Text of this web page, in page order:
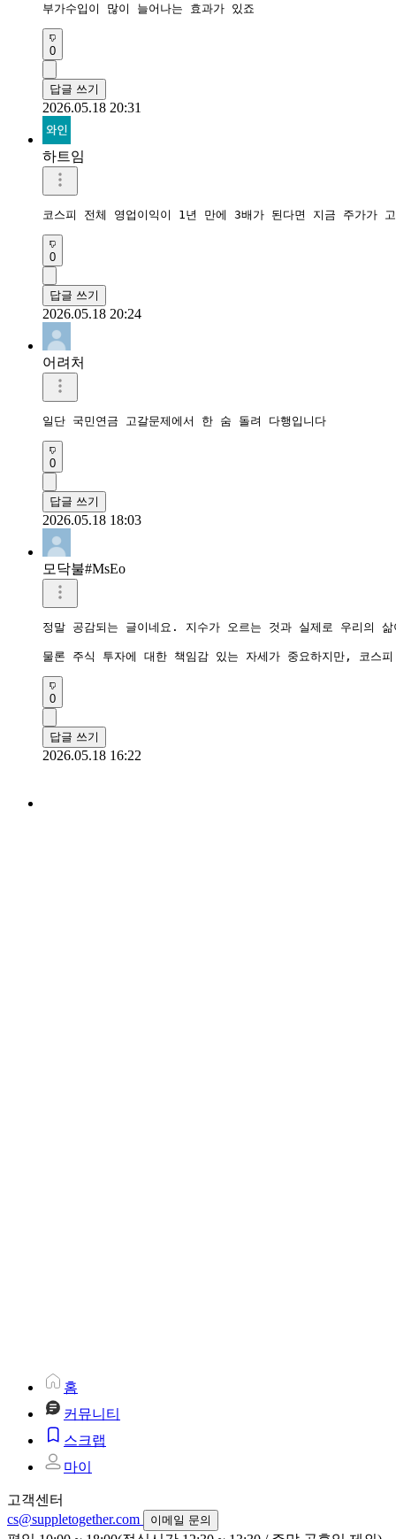
부가수입이 많이 늘어나는 효과가 있죠
0
답글 쓰기
2026.05.18 20:31
하트임
코스피 전체 영업이익이 1년 만에 3배가 된다면 지금 주가가
0
답글 쓰기
2026.05.18 20:24
어려처
일단 국민연금 고갈문제에서 한 숨 돌려 다행입니다
0
답글 쓰기
2026.05.18 18:03
모닥불#MsEo
정말 공감되는 글이네요. 지수가 오르는 것과 실제로 우리의
물론 주식 투자에 대한 책임감 있는 자세가 중요하지만, 코스
0
답글 쓰기
2026.05.18 16:22
홈
커뮤니티
스크랩
마이
고객센터
cs@suppletogether.com
이메일 문의